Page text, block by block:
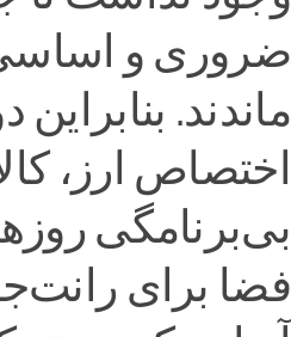
ضروری و اساسی
ماندند.
اختصاص ارز،
بی‌برنامگی
فضا برای